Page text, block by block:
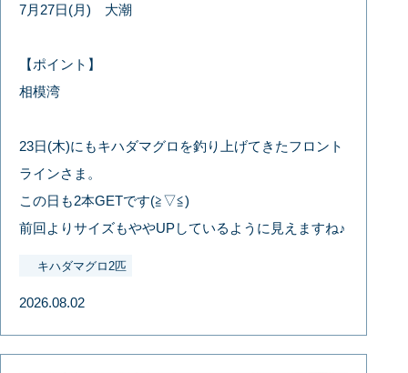
7月27日(月) 大潮
【ポイント】
相模湾
23日(木)にもキハダマグロを釣り上げてきたフロント
ラインさま。
この日も2本GETです(≧▽≦)
前回よりサイズもややUPしているように見えますね♪
キハダマグロ2匹
2026.08.02